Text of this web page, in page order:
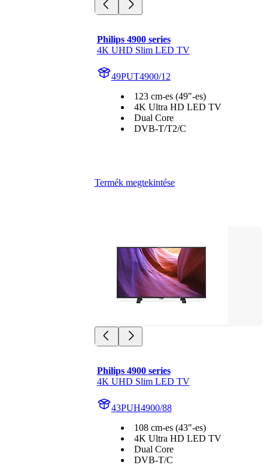
Philips 4900 series
4K UHD Slim LED TV
49PUT4900/12
123 cm-es (49"-es)
4K Ultra HD LED TV
Dual Core
DVB-T/T2/C
Termék megtekintése
Philips 4900 series
4K UHD Slim LED TV
43PUH4900/88
108 cm-es (43"-es)
4K Ultra HD LED TV
Dual Core
DVB-T/C